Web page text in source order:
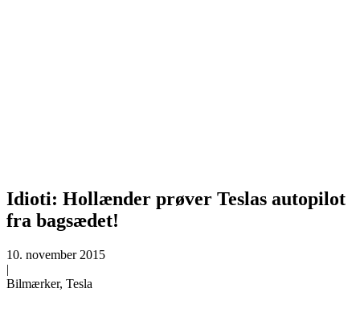
Idioti: Hollænder prøver Teslas autopilot
fra bagsædet!
10. november 2015
|
Bilmærker, Tesla